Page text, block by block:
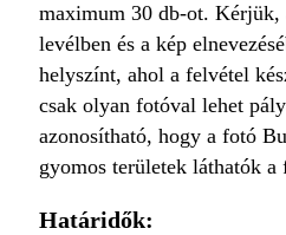
maximum 30 db-ot.
levélben és a kép
helyszínt, ahol a felvétel
csak olyan fotóval lehet
azonosítható, hogy a fotó
gyomos területek láthatók a
Határidők: